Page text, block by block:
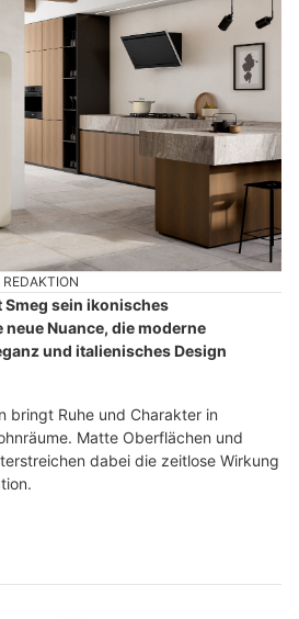
sein ikonisches
Nuance, die moderne
und italienisches Design
bringt Ruhe und Charakter in
Matte Oberflächen und
dabei die zeitlose Wirkung